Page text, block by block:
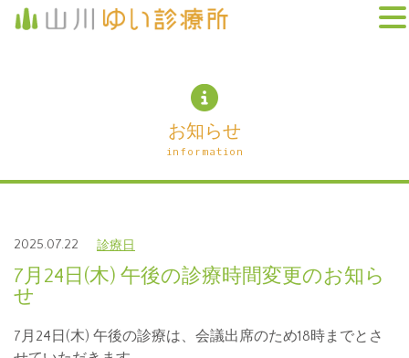
お知らせ
information
2025.07.22 診療日
7月24日(木) 午後の診療時間変更のお知ら
せ
7月24日(木) 午後の診療は、会議出席のため18時までとさ